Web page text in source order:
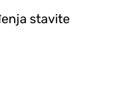
stavite